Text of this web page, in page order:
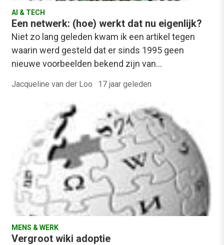
AI & TECH
Een netwerk: (hoe) werkt dat nu eigenlijk?
Niet zo lang geleden kwam ik een artikel tegen
waarin werd gesteld dat er sinds 1995 geen
nieuwe voorbeelden bekend zijn van…
Jacqueline van der Loo · 17 jaar geleden
MENS & WERK
Vergroot wiki adoptie